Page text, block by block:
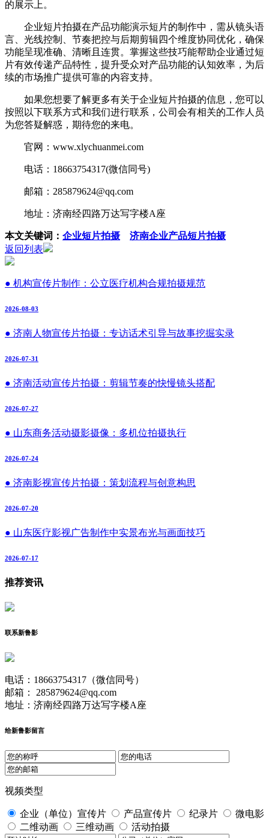
的展示上。
企业短片拍摄在产品功能演示短片的制作中，需从镜头语
言、光线控制、节奏把控与后期剪辑四个维度协同优化，确保
功能呈现准确、清晰且连贯。掌握这些技巧能帮助企业通过短
片有效传递产品特性，提升受众对产品功能的认知效率，为后
续的市场推广提供可靠的内容支持。
如果您想要了解更多有关于企业短片拍摄的信息，您可以
按照以下联系方式和我们进行联系，公司会有相关的工作人员
为您答疑解惑，期待您的来电。
官网：www.xlychuanmei.com
电话：18663754317(微信同号)
邮箱：285879624@qq.com
地址：济南经四路万达写字楼A座
本文关键词： 企业短片拍摄
济南企业产品短片拍摄
返回列表
● 机构宣传片制作：公立医疗机构合规拍摄规范
2026-08-03
● 济南人物宣传片拍摄：专访话术引导与故事挖掘实录
2026-07-31
● 济南活动宣传片拍摄：剪辑节奏的快慢镜头搭配
2026-07-27
● 山东商务活动摄影摄像：多机位拍摄执行
2026-07-24
● 济南影视宣传片拍摄：策划流程与创意构思
2026-07-20
● 山东医疗影视广告制作中实景布光与画面技巧
2026-07-17
推荐资讯
联系新鲁影
电话：18663754317（微信同号）
邮箱： 285879624@qq.com
地址：济南经四路万达写字楼A座
给新鲁影留言
视频类型
企业（单位）宣传片 产品宣传片 纪录片
微电影
二维动画
三维动画 活动拍摄